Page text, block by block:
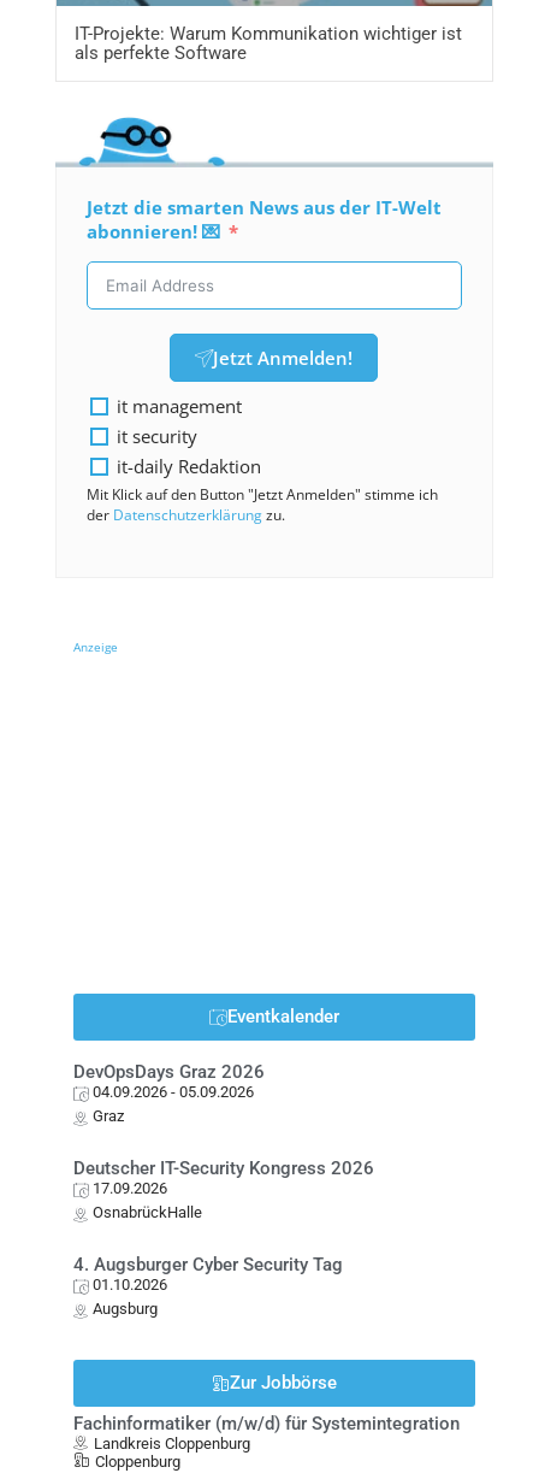
IT-Projekte: Warum Kommunikation wichtiger ist
als perfekte Software
Jetzt die smarten News aus der IT-Welt
abonnieren! 💌
Jetzt Anmelden!
it management
it security
it-daily Redaktion
Mit Klick auf den Button "Jetzt Anmelden" stimme ich
der Datenschutzerklärungzu.
Anzeige
Eventkalender
DevOpsDays Graz 2026
04.09.2026- 05.09.2026
Graz
Deutscher IT-Security Kongress 2026
17.09.2026
OsnabrückHalle
4. Augsburger Cyber Security Tag
01.10.2026
Augsburg
Zur Jobbörse
Fachinformatiker (m/w/d) für Systemintegration
Landkreis Cloppenburg
Cloppenburg